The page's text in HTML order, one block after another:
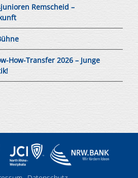
Remscheid –
How-Transfer 2026 – Junge